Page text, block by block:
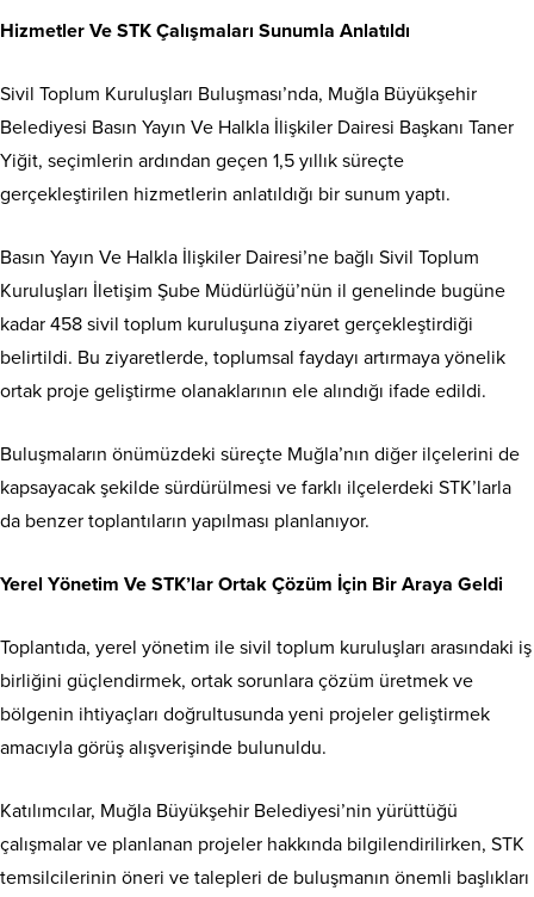
Hizmetler Ve STK Çalışmaları Sunumla Anlatıldı
Sivil Toplum Kuruluşları Buluşması’nda, Muğla Büyükşehir
Belediyesi Basın Yayın Ve Halkla İlişkiler Dairesi Başkanı Taner
Yiğit, seçimlerin ardından geçen 1,5 yıllık süreçte
gerçekleştirilen hizmetlerin anlatıldığı bir sunum yaptı.
Basın Yayın Ve Halkla İlişkiler Dairesi’ne bağlı Sivil Toplum
Kuruluşları İletişim Şube Müdürlüğü’nün il genelinde bugüne
kadar 458 sivil toplum kuruluşuna ziyaret gerçekleştirdiği
belirtildi. Bu ziyaretlerde, toplumsal faydayı artırmaya yönelik
ortak proje geliştirme olanaklarının ele alındığı ifade edildi.
Buluşmaların önümüzdeki süreçte Muğla’nın diğer ilçelerini de
kapsayacak şekilde sürdürülmesi ve farklı ilçelerdeki STK’larla
da benzer toplantıların yapılması planlanıyor.
Yerel Yönetim Ve STK’lar Ortak Çözüm İçin Bir Araya Geldi
Toplantıda, yerel yönetim ile sivil toplum kuruluşları arasındaki iş
birliğini güçlendirmek, ortak sorunlara çözüm üretmek ve
bölgenin ihtiyaçları doğrultusunda yeni projeler geliştirmek
amacıyla görüş alışverişinde bulunuldu.
Katılımcılar, Muğla Büyükşehir Belediyesi’nin yürüttüğü
çalışmalar ve planlanan projeler hakkında bilgilendirilirken, STK
temsilcilerinin öneri ve talepleri de buluşmanın önemli başlıkları